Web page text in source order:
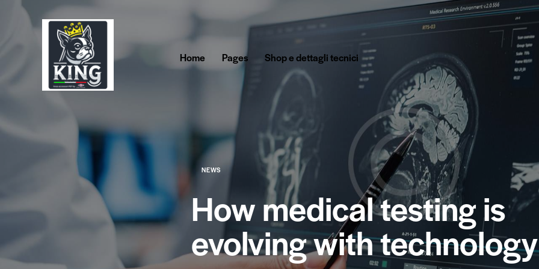
Home Pages Shop e dettagli tecnici
NEWS
How medical testing is
evolving with technology